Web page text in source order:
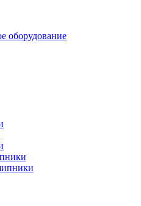
оборудование